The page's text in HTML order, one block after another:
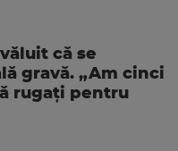
că se
gravă. „Am cinci
rugați pentru